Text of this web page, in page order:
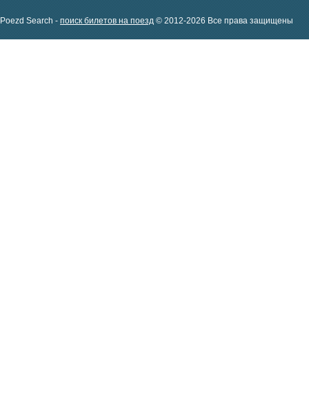
Poezd Search - поиск билетов на поезд © 2012-2026 Все права защищены